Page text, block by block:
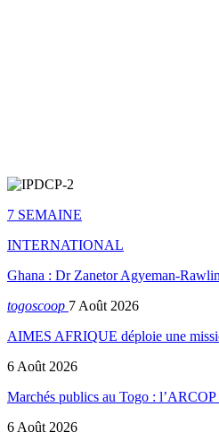
7 SEMAINE
INTERNATIONAL
Ghana : Dr Zanetor Agyeman-
togoscoop 7 Août 2026
AIMES AFRIQUE déploie une
6 Août 2026
Marchés publics au Togo :
6 Août 2026